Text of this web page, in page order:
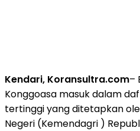
Kendari, Koransultra.com–
Konggoasa masuk dalam
tertinggi yang ditetapkan
Negeri (Kemendagri )